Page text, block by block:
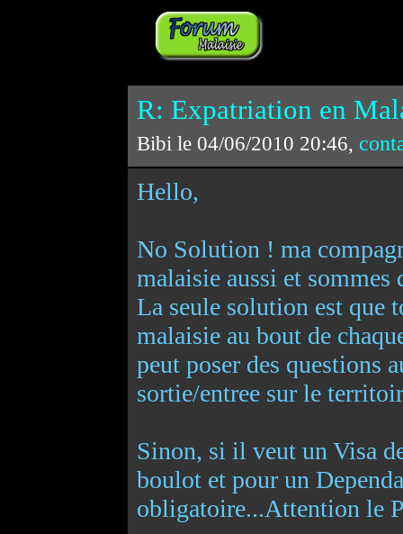
R: Expatriation en
Bibi le 04/06/2010 20:46,
Hello,
No Solution ! ma
malaisie aussi et sommes
La seule solution est que
malaisie au bout de
peut poser des questions
sortie/entree sur le
Sinon, si il veut un Visa
boulot et pour un
obligatoire...Attention le